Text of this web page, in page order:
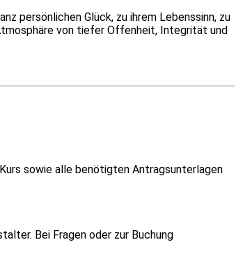
persönlichen Glück, zu ihrem Lebenssinn, zu
von tiefer Offenheit, Integrität und
sowie alle benötigten Antragsunterlagen
Bei Fragen oder zur Buchung